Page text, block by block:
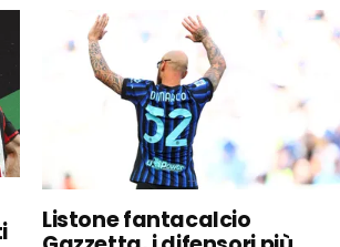
Listone fantacalcio